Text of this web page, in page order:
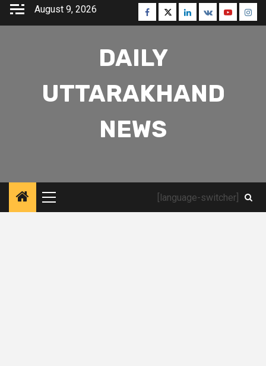
Skip
August 9, 2026 Facebook
TwitterLinkedin
VK Youtube
DAILY
UTTARAKHAND
NEWS
Primary
Menu
[language-switcher]